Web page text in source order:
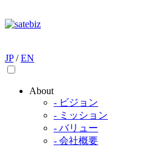
JP / EN
About
- ビジョン
- ミッション
- バリュー
- 会社概要